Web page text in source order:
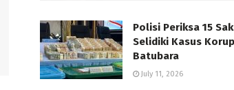
Polisi Periksa 15
Selidiki Kasus
Batubara
July 11, 2026